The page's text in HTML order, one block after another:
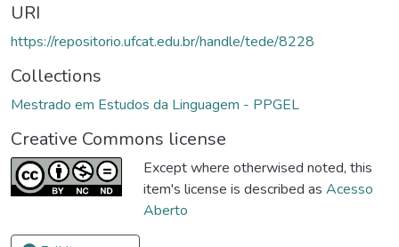
URI
https://repositorio.ufcat.edu.br/handle/tede/8228
Collections
Mestrado em Estudos da Linguagem - PPGEL
Creative Commons license
Except where otherwised noted, this
item's license is described as Acesso
Aberto